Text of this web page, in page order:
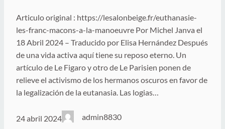
Articulo original : https://lesalonbeige.fr/euthanasie-
les-franc-macons-a-la-manoeuvre Por Michel Janva el
18 Abril 2024 – Traducido por Elisa Hernández Después
de una vida activa aquí tiene su reposo eterno. Un
artículo de Le Figaro y otro de Le Parisien ponen de
relieve el activismo de los hermanos oscuros en favor de
la legalización de la eutanasia. Las logias…
24 abril 2024 admin8830